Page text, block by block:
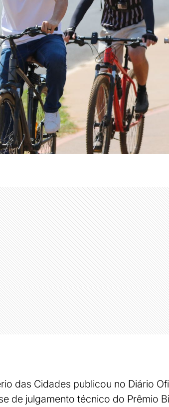
das Cidades publicou no Diário
de julgamento técnico do Prêmio